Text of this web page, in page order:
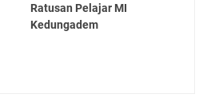
Ratusan Pelajar MI
Kedungadem